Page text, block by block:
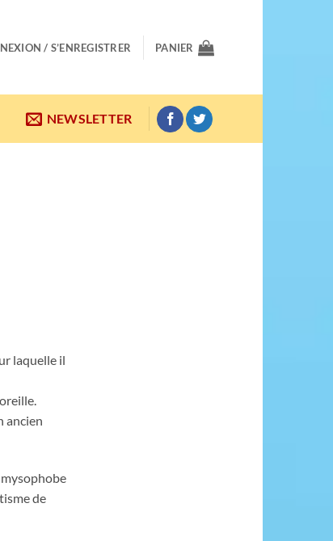
/ S’ENREGISTRER PANIER
NEWSLETTER
laquelle il
ancien
de